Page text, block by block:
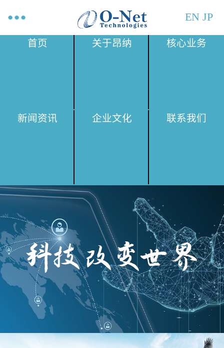
EN JP
首页 关于昂纳 核心业务
新闻资讯 企业文化 联系我们